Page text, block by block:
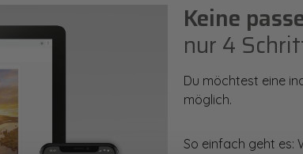
Keine
nur 4
Du möchtest eine
möglich.
So einfach geht es: